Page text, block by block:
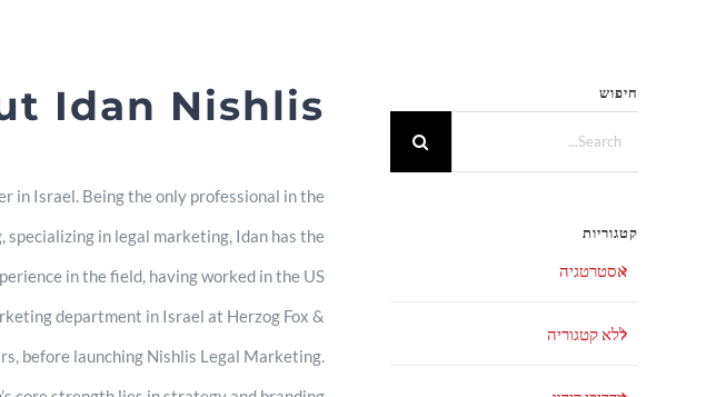
Idan Nishlis
in Israel. Being the only professional in the
in legal marketing, Idan has the
in the field, having worked in the US
department in Israel at Herzog Fox &
before launching Nishlis Legal Marketing.
חיפוש
for:
קטגוריות
אסטרטגיה
ללא קטגוריה